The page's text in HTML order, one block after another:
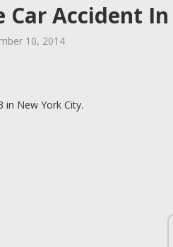
Car Accident
10, 2014
in New York City.